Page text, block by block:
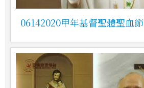
06142020甲年基督聖體聖血節